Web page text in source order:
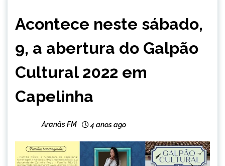
ENTRETENIMENTO
Acontece neste sábado,
9, a abertura do Galpão
Cultural 2022 em
Capelinha
Aranãs FM 4 anos ago